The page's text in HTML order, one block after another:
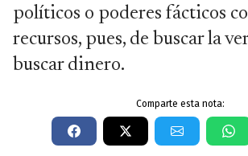
políticos o poderes fácticos
recursos, pues, de buscar la
buscar dinero.
Comparte esta nota: